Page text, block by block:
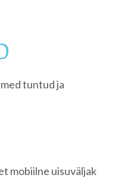
tuntud ja
mobiilne uisuväljak